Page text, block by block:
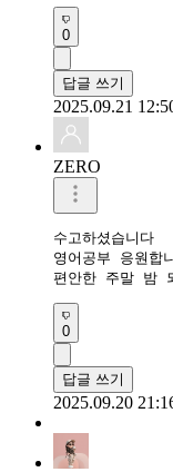
0
답글 쓰기
2025.09.21
ZERO
수고하셨습니다
영어공부 응원합
편안한 주말 밤
0
답글 쓰기
2025.09.20